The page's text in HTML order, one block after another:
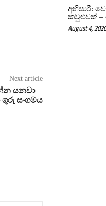
Next article
යනවා –
ගුරු සංගමය
අභිසාරී:
කවුළුවක් –
August 4, 2026